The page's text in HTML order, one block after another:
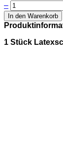
–
In den Warenkorb
1 Stück